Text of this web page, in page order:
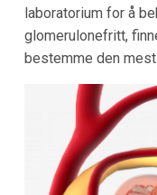
laboratorium for å
glomerulonefritt,
bestemme den